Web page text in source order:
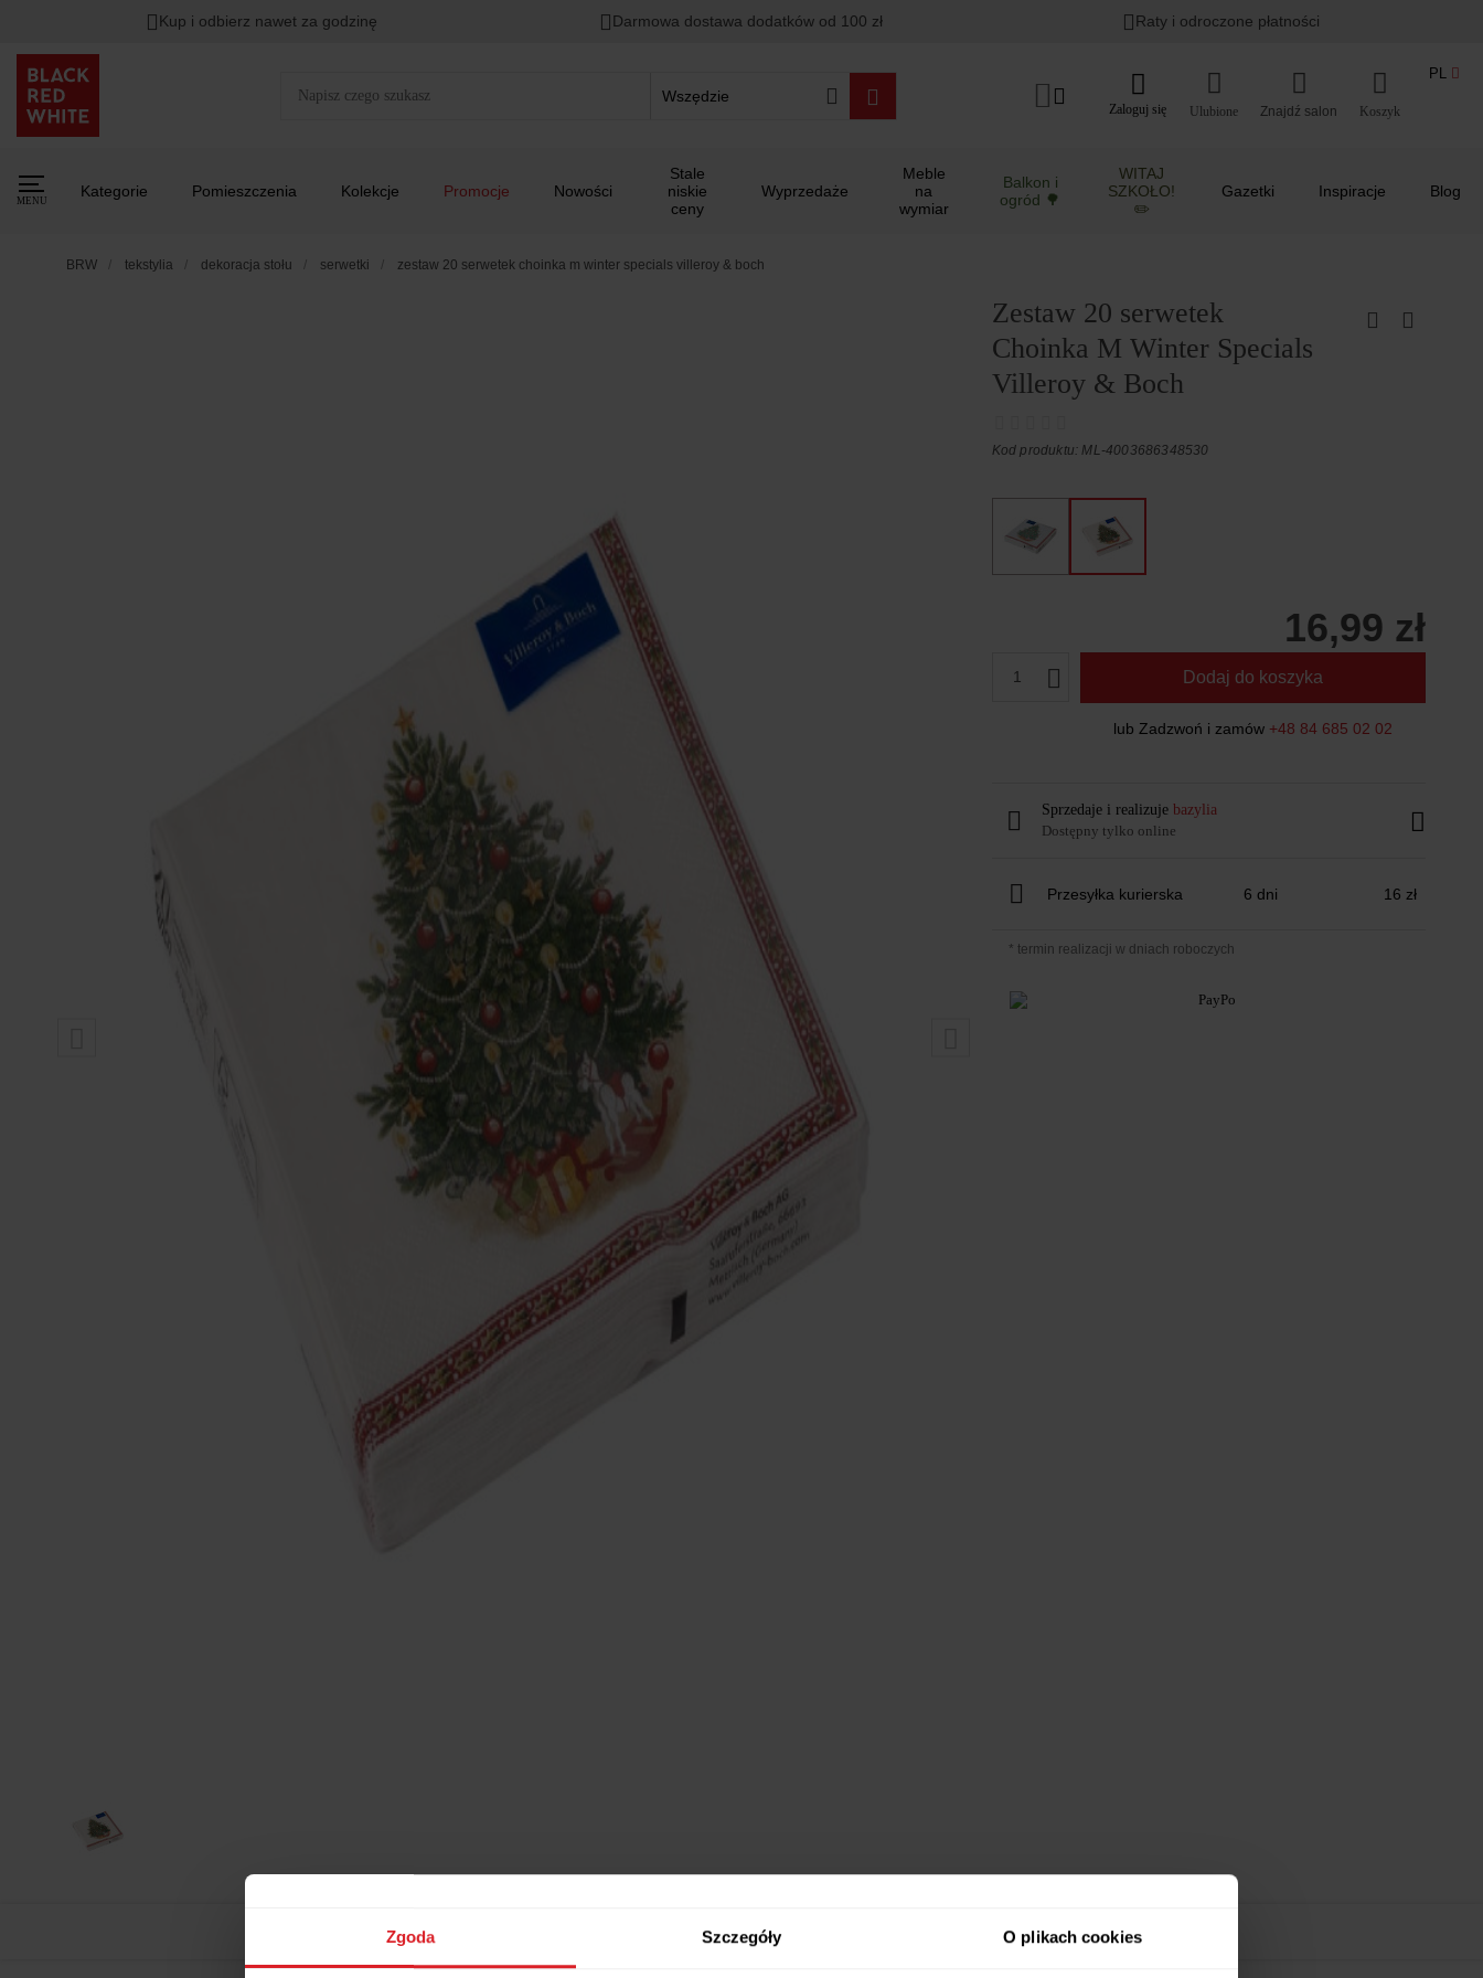
Zgoda Szczegóły O plikach cookies
Kup i odbierz nawet za godzinę Darmowa dostawa dodatków od 100 zł Raty i odroczone płatności
Wszędzie
Zaloguj się Ulubione Koszyk
PL
MENU
Kategorie Pomieszczenia Kolekcje Promocje Nowości
Stale
niskie
ceny
Wyprzedaże
Meble
na
wymiar
Balkon i
ogród 🌳
WITAJ
SZKOŁO!
✏️
Gazetki Inspiracje Blog
BRW tekstylia dekoracja stołu serwetki zestaw 20 serwetek choinka m winter specials villeroy & boch
Zestaw 20 serwetek
Choinka M Winter Specials
Villeroy & Boch
Kod produktu: ML-4003686348530
16,99 zł
1 Dodaj do koszyka
lub Zadzwoń i zamów +48 84 685 02 02
Sprzedaje i realizuje bazylia
Dostępny tylko online
Przesyłka kurierska 6 dni 16 zł
* termin realizacji w dniach roboczych